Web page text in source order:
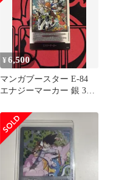
¥6,500
マンガブースター E-84
エナジーマーカー 銀 36